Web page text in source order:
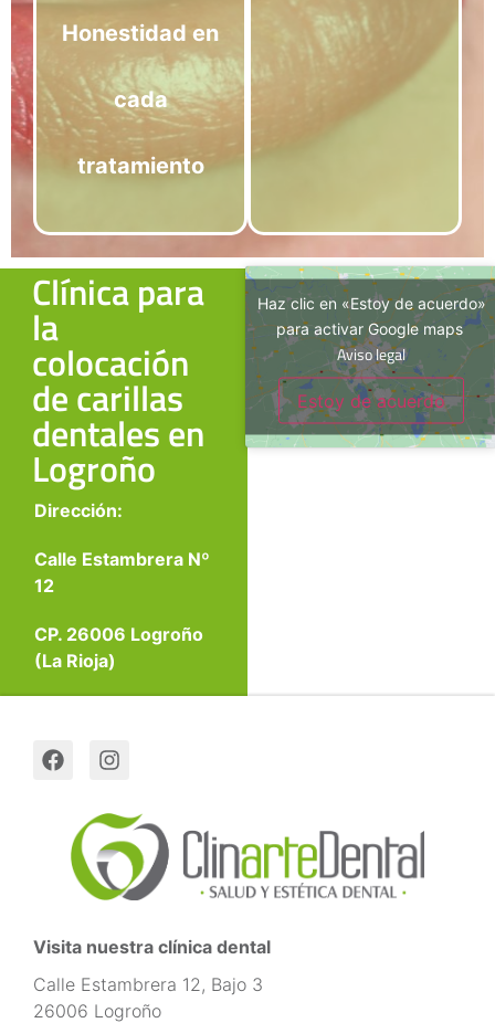
Honestidad en
cada
tratamiento
Clínica para
la
colocación
de carillas
dentales en
Logroño
Dirección:
Calle Estambrera Nº
12
CP. 26006 Logroño
(La Rioja)
Haz clic en «Estoy de acuerdo»
para activar Google maps
Aviso legal
Estoy de acuerdo
Visita nuestra clínica dental
Calle Estambrera 12, Bajo 3
26006 Logroño